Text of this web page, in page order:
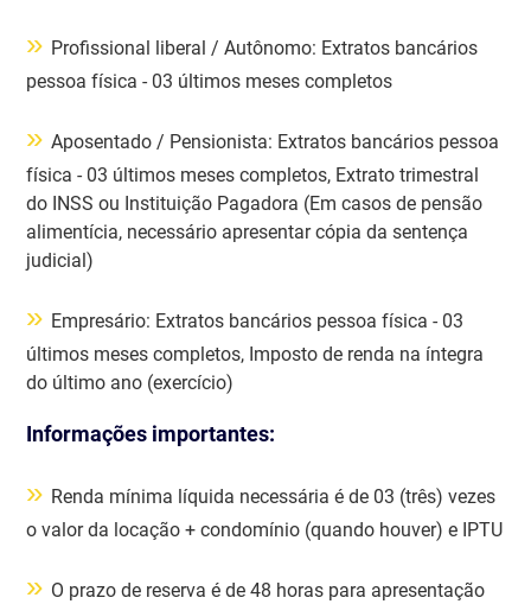
» Profissional liberal / Autônomo: Extratos bancários
pessoa física - 03 últimos meses completos
»Aposentado / Pensionista: Extratos bancários pessoa
física - 03 últimos meses completos, Extrato trimestral
do INSS ou Instituição Pagadora (Em casos de pensão
alimentícia, necessário apresentar cópia da sentença
judicial)
» Empresário: Extratos bancários pessoa física - 03
últimos meses completos, Imposto de renda na íntegra
do último ano (exercício)
Informações importantes:
» Renda mínima líquida necessária é de 03 (três) vezes
o valor da locação + condomínio (quando houver) e IPTU
» O prazo de reserva é de 48 horas para apresentação